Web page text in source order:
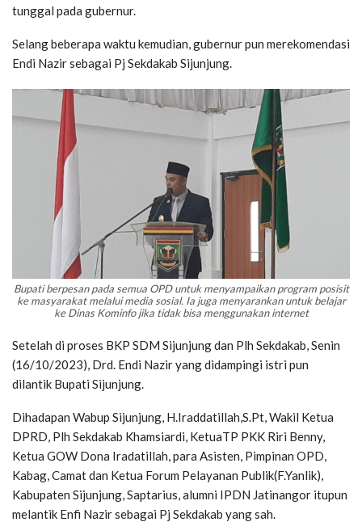
tunggal pada gubernur.
Selang beberapa waktu kemudian, gubernur pun merekomendasi
Endi Nazir sebagai Pj Sekdakab Sijunjung.
Bupati berpesan pada semua OPD untuk menyampaikan program posisit
ke masyarakat melalui media sosial. Ia juga menyarankan untuk belajar
ke Dinas Kominfo jika tidak bisa menggunakan internet
Setelah di proses BKP SDM Sijunjung dan Plh Sekdakab, Senin
(16/10/2023), Drd. Endi Nazir yang didampingi istri pun
dilantik Bupati Sijunjung.
Dihadapan Wabup Sijunjung, H.Iraddatillah,S.Pt, Wakil Ketua
DPRD, Plh Sekdakab Khamsiardi, KetuaTP PKK Riri Benny,
Ketua GOW Dona Iradatillah, para Asisten, Pimpinan OPD,
Kabag, Camat dan Ketua Forum Pelayanan Publik(F.Yanlik),
Kabupaten Sijunjung, Saptarius, alumni IPDN Jatinangor itupun
melantik Enfi Nazir sebagai Pj Sekdakab yang sah.